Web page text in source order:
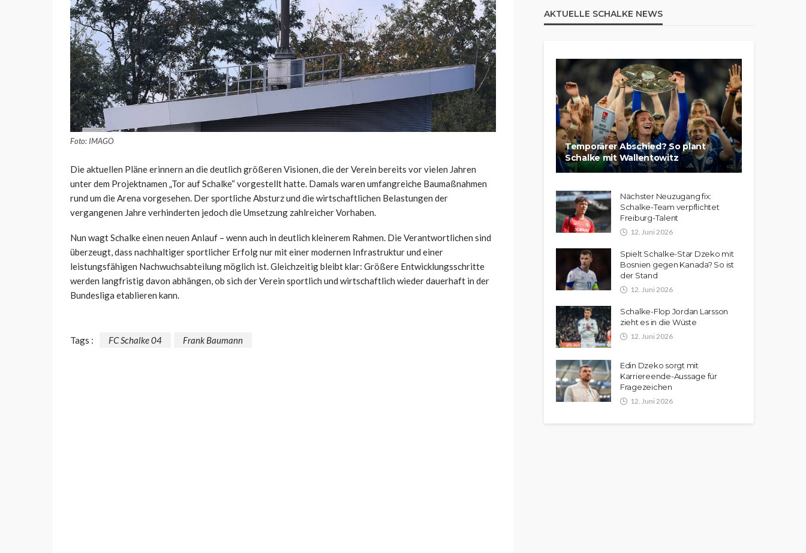
Foto: IMAGO
Die aktuellen Pläne erinnern an die deutlich größeren Visionen, die der Verein bereits vor vielen Jahren
unter dem Projektnamen „Tor auf Schalke“ vorgestellt hatte. Damals waren umfangreiche Baumaßnahmen
rund um die Arena vorgesehen. Der sportliche Absturz und die wirtschaftlichen Belastungen der
vergangenen Jahre verhinderten jedoch die Umsetzung zahlreicher Vorhaben.
Nun wagt Schalke einen neuen Anlauf – wenn auch in deutlich kleinerem Rahmen. Die Verantwortlichen sind
überzeugt, dass nachhaltiger sportlicher Erfolg nur mit einer modernen Infrastruktur und einer
leistungsfähigen Nachwuchsabteilung möglich ist. Gleichzeitig bleibt klar: Größere Entwicklungsschritte
werden langfristig davon abhängen, ob sich der Verein sportlich und wirtschaftlich wieder dauerhaft in der
Bundesliga etablieren kann.
Tags : FC Schalke 04 Frank Baumann
AKTUELLE SCHALKE NEWS
Temporärer Abschied? So plant
Schalke mit Wallentowitz
Nächster Neuzugang fix:
Schalke-Team verpflichtet
Freiburg-Talent
12. Juni 2026
Spielt Schalke-Star Dzeko mit
Bosnien gegen Kanada? So ist
der Stand
12. Juni 2026
Schalke-Flop Jordan Larsson
zieht es in die Wüste
12. Juni 2026
Edin Dzeko sorgt mit
Karriereende-Aussage für
Fragezeichen
12. Juni 2026